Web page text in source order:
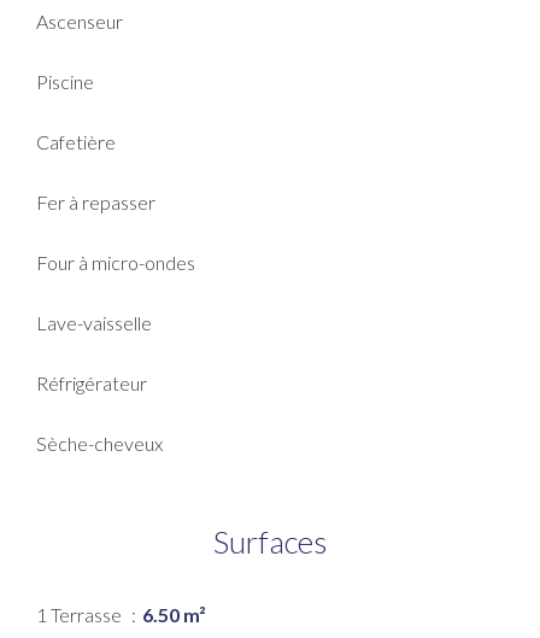
Ascenseur
Piscine
Cafetière
Fer à repasser
Four à micro-ondes
Lave-vaisselle
Réfrigérateur
Sèche-cheveux
Surfaces
1 Terrasse 6.50 m²